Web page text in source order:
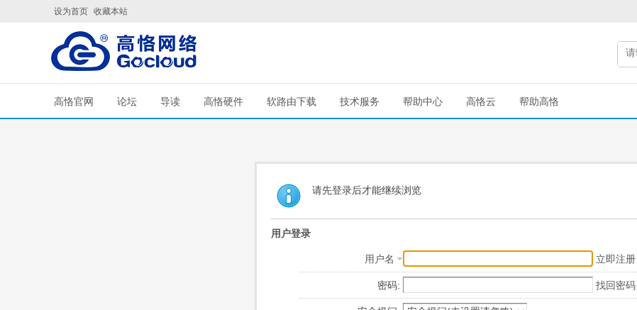
设为首页 收藏本站
高恪官网 论坛 导读 高恪硬件 软路由下载 技术服务 帮助中心 高恪云 帮助高恪
请先登录后才能继续浏览
用户登录
用户名 立即注册
密码: 找回密码